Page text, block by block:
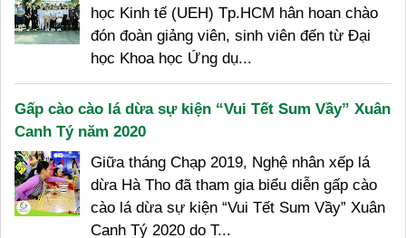
học Kinh tế (UEH) Tp.HCM hân hoan chào
đón đoàn giảng viên, sinh viên đến từ Đại
học Khoa học Ứng dụ...
Gấp cào cào lá dừa sự kiện “Vui Tết Sum Vầy” Xuân
Canh Tý năm 2020
Giữa tháng Chạp 2019, Nghệ nhân xếp lá
dừa Hà Tho đã tham gia biểu diễn gấp cào
cào lá dừa sự kiện “Vui Tết Sum Vầy” Xuân
Canh Tý 2020 do T...